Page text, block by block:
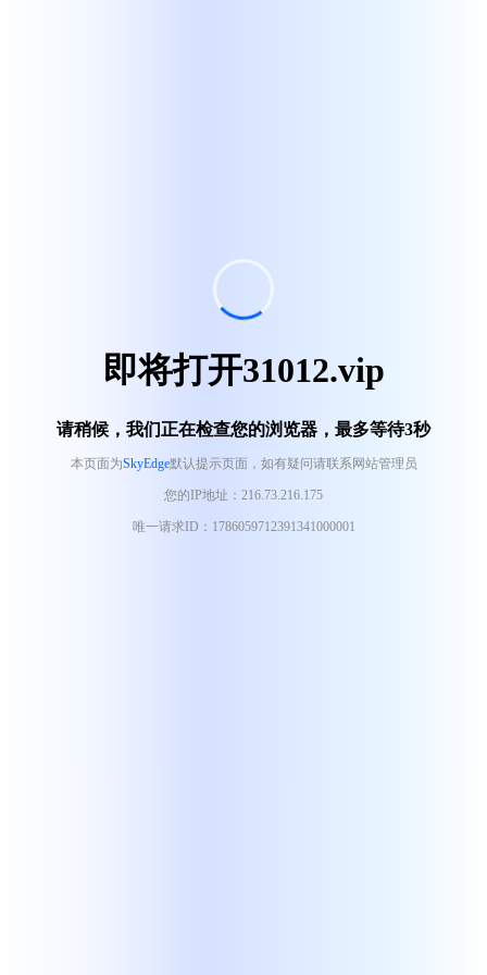
即将打开31012.vip
请稍候，我们正在检查您的浏览器，最多等待3秒
本页面为SkyEdge默认提示页面，如有疑问请联系网站管理员
您的IP地址：216.73.216.175
唯一请求ID：1786059712391341000001